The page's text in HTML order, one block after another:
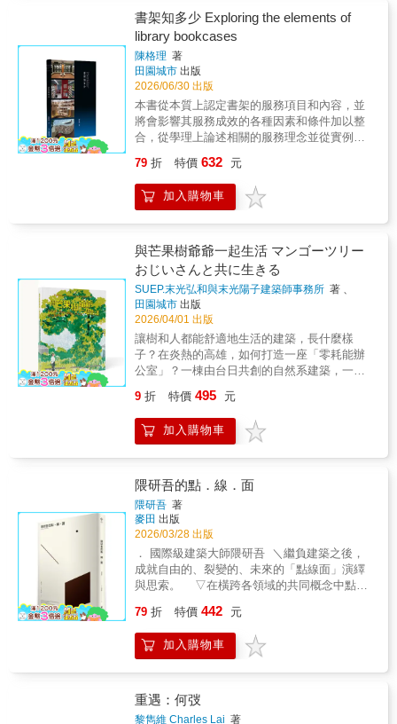
師暨創辦人曾光宗／中原大學建築系特聘教
授、臺灣建築學會理事長黃健敏／黃健敏建築
師事務所主持人郭英釗／九典聯合建築師事務
所主持建築師暨創辦人鄭泰昇／成功大學建築
系主任關華山／前東海大學建築系教授、前系
主任（依姓氏筆畫排列）
這座經典作品重新拆解——從體量生成、光線
設計、空間動線，到比例與構造邏輯，逐層還
原設計背後的思考過程。那些平面圖看不到、
照片無法說明的細節，在這裡被清楚呈現。你
會看到——●混凝土如何承載光●幾何如何轉化
為空間經驗●時間如何在建築中留下痕跡當多數
建築書停留在形式與影像，本書帶你深入建築
的「生成邏輯」，理解設計如何從概念走向現
實。這不只是一本到介紹柯比意的書，而是一
種重新看懂建築的方法。▍建築人必讀｜解析
建築，如何跨越時代被完成？▍從圖紙到現
實，最戲劇化的建築誕生過程▍用數位工具，
看懂經典建築背後的設計邏輯▍不只是建築
書架知多少 Exploring the elements of
library bookcases
陳格理 著
田園城市 出版
2026/06/30 出版
本書從本質上認定書架的服務項目和內容，並
將會影響其服務成效的各種因素和條件加以整
合，從學理上論述相關的服務理念並從實例上
研究資料，針對會影響書架服務性的幾個重點
提出一些個人的研究心得，希冀在理念上可以
對書架建立更完整和清晰的認識，在實務上以
理想。
79 折 特價 632 元
加入購物車
與芒果樹爺爺一起生活 マンゴーツリー
おじいさんと共に生きる
SUEP.末光弘和與末光陽子建築師事務所 著 、
RHTAA曾瑞宏建築師事務所
田園城市 出版
2026/04/01 出版
讓樹和人都能舒適地生活的建築，長什麼樣
子？在炎熱的高雄，如何打造一座「零耗能辦
公室」？一棟由台日共創的自然系建築，一次
少年也能懂的故事：芒果樹爺爺、建築與人。
這是一場台日跨海合作的實驗。日本建築事務
所 SUEP. 的末光弘和、末光陽子，攜手深耕高
總辦公室，亦由百佑營造親自興建。從規劃到
完工歷時六年，這不僅是永續環境的方案，更
是一種「不是為了綠而綠」的真實實踐。故事
的起點，是一棵基地上屹立百年的芒果樹。為
了保護這位「芒果樹爺爺」，團隊展開為期一
年的研究：替樹診治、探測根系的深廣，測繪
微氣候，追尋日光與風的路徑。隨後進入建築
形式與材質的探索，每一項選擇都在思索：如
何找到讓樹與人一同舒適的平衡線？本書以繪
然系建築之建造歷程；並邀請插畫家陳沛珛描
繪溫暖生動的情境，並由末光陽子繪製清晰的
線稿圖解。透過簡單親切的語彙與充滿手感的
的概念。這不僅是一冊建築紀錄，更是一場關
9 折 特價 495 元
加入購物車
隈研吾的點．線．面
隈研吾 著
麥田 出版
2026/03/28 出版
． 國際級建築大師隈研吾 ＼繼負建築之後，
成就自由的、裂變的、未來的「點線面」演繹
與思索。 ▽在橫跨各領域的共同概念中點、
事情用一句話說，就是把體塊分解掉吧。把體
塊分解成點、線、面，才能通風透氣。通風透
氣，人與物、人與環境、人與人才能重新建立
為隈研吾打破領域界限的工具，化作其獨特建
築哲學，以更輕柔的方式與自然共存，構築出
79 折 特價 442 元
加入購物車
重遇：何弢
黎雋維 Charles Lai 著